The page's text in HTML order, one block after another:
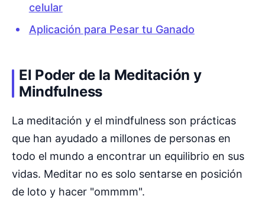
celular
Aplicación para Pesar tu Ganado
El Poder de la Meditación y
Mindfulness
La meditación y el mindfulness son prácticas
que han ayudado a millones de personas en
todo el mundo a encontrar un equilibrio en sus
vidas. Meditar no es solo sentarse en posición
de loto y hacer "ommmm".